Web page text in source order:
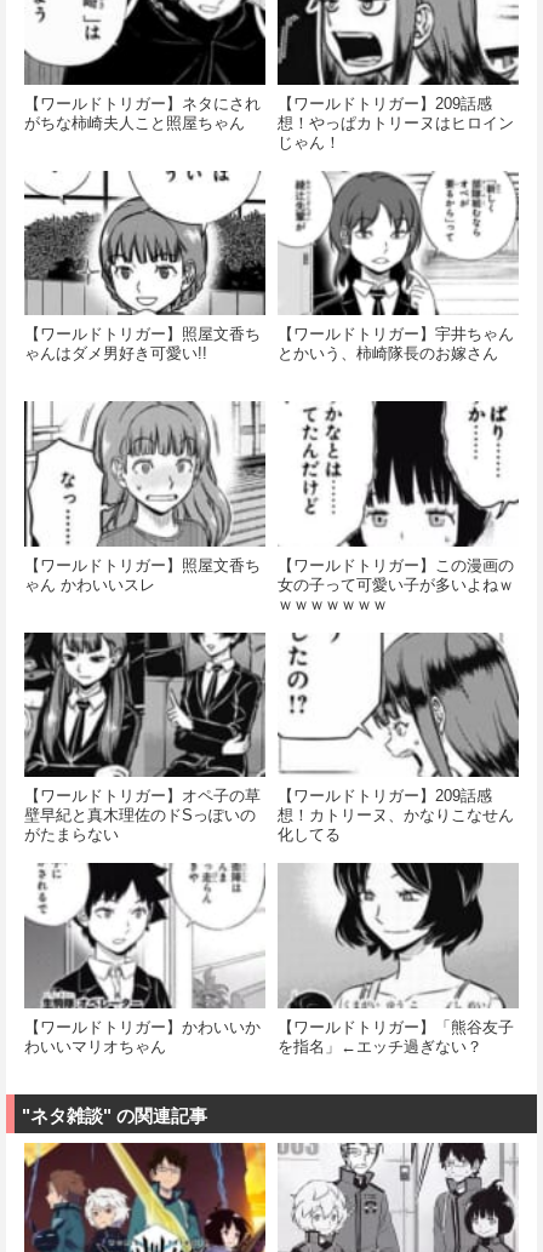
【ワールドトリガー】ネタにされ
がちな柿崎夫人こと照屋ちゃん
【ワールドトリガー】209話感
想！やっぱカトリーヌはヒロイン
じゃん！
【ワールドトリガー】照屋文香ち
ゃんはダメ男好き可愛い!!
【ワールドトリガー】宇井ちゃん
とかいう、柿崎隊長のお嫁さん
【ワールドトリガー】照屋文香ち
ゃん かわいいスレ
【ワールドトリガー】この漫画の
女の子って可愛い子が多いよねｗ
ｗｗｗｗｗｗｗ
【ワールドトリガー】オペ子の草
壁早紀と真木理佐のドSっぽいの
がたまらない
【ワールドトリガー】209話感
想！カトリーヌ、かなりこなせん
化してる
【ワールドトリガー】かわいいか
わいいマリオちゃん
【ワールドトリガー】「熊谷友子
を指名」←エッチ過ぎない？
"ネタ雑談" の関連記事